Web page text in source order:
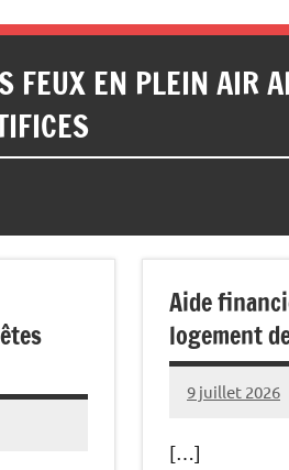
FEUX EN PLEIN AIR
Aide
logement
9 juillet 2026
Commune
[…]